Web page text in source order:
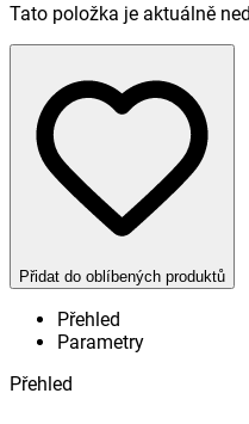
Tato položka je aktuálně
Přidat do oblíbených produktů
Přehled
Parametry
Přehled